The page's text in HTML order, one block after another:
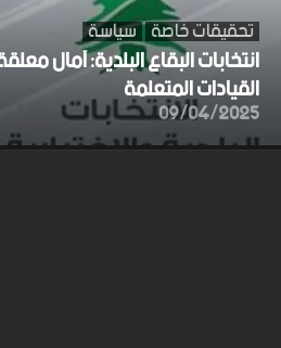
تحقيقات خاصة سياسة
انتخابات البقاع البلدية: آمال
القيادات المتعلمة
09/04/2025